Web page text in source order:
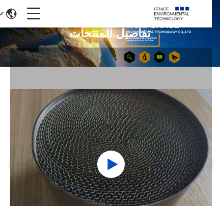
تفاصيل المنتجات